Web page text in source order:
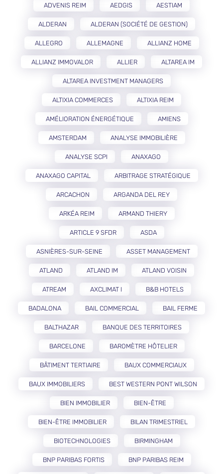
ADVENIS REIM AEDGIS AESTIAM
ALDERAN ALDERAN (SOCIÉTÉ DE GESTION)
ALLEGRO ALLEMAGNE ALLIANZ HOME
ALLIANZ IMMOVALOR ALLIER ALTAREA IM
ALTAREA INVESTMENT MANAGERS
ALTIXIA COMMERCES ALTIXIA REIM
AMÉLIORATION ÉNERGÉTIQUE AMIENS
AMSTERDAM ANALYSE IMMOBILIÈRE
ANALYSE SCPI ANAXAGO
ANAXAGO CAPITAL ARBITRAGE STRATÉGIQUE
ARCACHON ARGANDA DEL REY
ARKÉA REIM ARMAND THIERY
ARTICLE 9 SFDR ASDA
ASNIÈRES-SUR-SEINE ASSET MANAGEMENT
ATLAND ATLAND IM ATLAND VOISIN
ATREAM AXCLIMAT I B&B HOTELS
BADALONA BAIL COMMERCIAL BAIL FERME
BALTHAZAR BANQUE DES TERRITOIRES
BARCELONE BAROMÈTRE HÔTELIER
BÂTIMENT TERTIAIRE BAUX COMMERCIAUX
BAUX IMMOBILIERS BEST WESTERN PONT WILSON
BIEN IMMOBILIER BIEN-ÊTRE
BIEN-ÊTRE IMMOBILIER BILAN TRIMESTRIEL
BIOTECHNOLOGIES BIRMINGHAM
BNP PARIBAS FORTIS BNP PARIBAS REIM